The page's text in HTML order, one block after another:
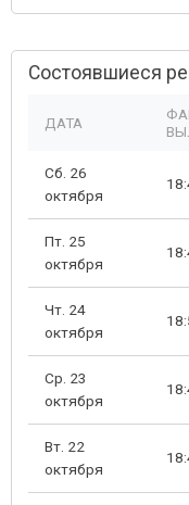
Состоявшиеся
ДАТА
Сб. 26
октября
Пт. 25
октября
Чт. 24
октября
Ср. 23
октября
Вт. 22
октября